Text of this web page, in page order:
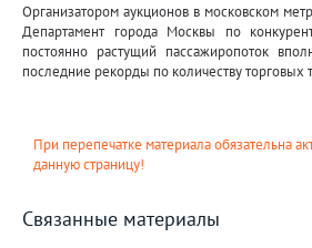
Организатором аукционов в московском
Департамент города Москвы по
постоянно растущий пассажиропоток
последние рекорды по количеству торговых
При перепечатке материала обязательна
данную страницу!
Связанные материалы